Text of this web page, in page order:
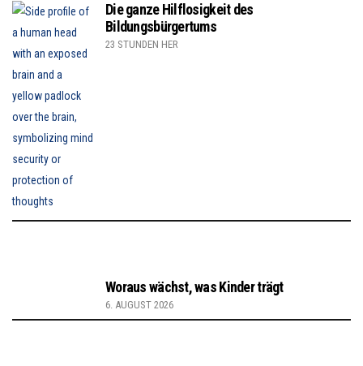
Die ganze Hilflosigkeit des
Bildungsbürgertums
23 STUNDEN HER
Woraus wächst, was Kinder trägt
6. AUGUST 2026